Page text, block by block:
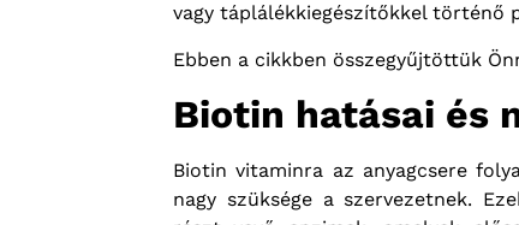
vagy táplálékkiegészítőkkel történő
Ebben a cikkben összegyűjtöttük
Biotin hatásai és
Biotin vitaminra az anyagcsere
nagy szüksége a szervezetnek.